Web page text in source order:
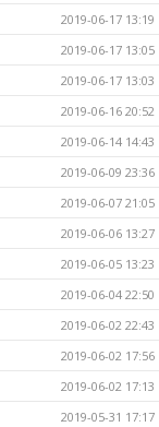
2019-06-17 13:19
2019-06-17 13:05
2019-06-17 13:03
2019-06-16 20:52
2019-06-14 14:43
2019-06-09 23:36
2019-06-07 21:05
2019-06-06 13:27
2019-06-05 13:23
2019-06-04 22:50
2019-06-02 22:43
2019-06-02 17:56
2019-06-02 17:13
2019-05-31 17:17